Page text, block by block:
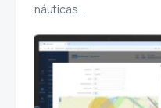
náuticas.…